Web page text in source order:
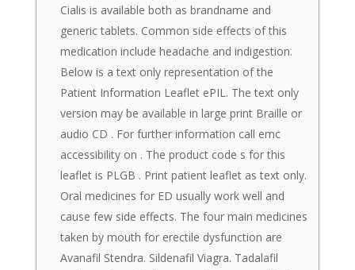
Cialis is available both as brandname and
generic tablets. Common side effects of this
medication include headache and indigestion.
Below is a text only representation of the
Patient Information Leaflet ePIL. The text only
version may be available in large print Braille or
audio CD . For further information call emc
accessibility on . The product code s for this
leaflet is PLGB . Print patient leaflet as text only.
Oral medicines for ED usually work well and
cause few side effects. The four main medicines
taken by mouth for erectile dysfunction are
Avanafil Stendra. Sildenafil Viagra. Tadalafil